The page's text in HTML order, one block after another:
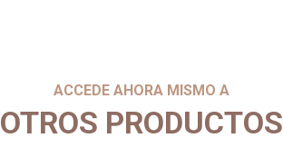
ACCEDE AHORA MISMO A
OTROS PRODUCTOS